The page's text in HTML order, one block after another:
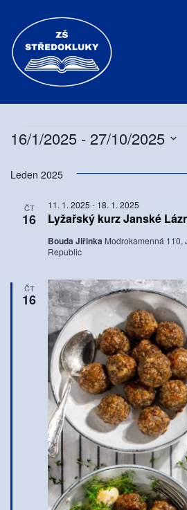
obsah
Akce
16/1/2025 - 27/10/2025
datum.
Leden 2025
ČT
16 Lyžařský kurz Janské
11. 1. 2025 - 18. 1. 2025
Bouda Jiřinka Modrokamenná 110,
Republic
ČT
16